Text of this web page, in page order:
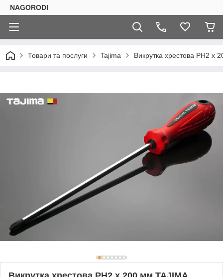
NAGORODI
Товари та послуги Tajima Викрутка хрестова PH2 х